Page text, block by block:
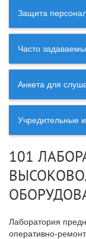
Защита
Часто
Анкета для
Учредительные
101
Лаборатория
оперативно-